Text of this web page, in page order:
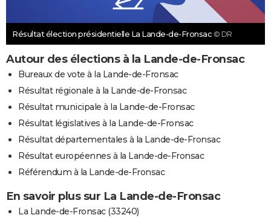
Résultat élection présidentielle La Lande-de-Fronsac © DR
Autour des élections à la Lande-de-Fronsac
Bureaux de vote à la Lande-de-Fronsac
Résultat régionale à la Lande-de-Fronsac
Résultat municipale à la Lande-de-Fronsac
Résultat législatives à la Lande-de-Fronsac
Résultat départementales à la Lande-de-Fronsac
Résultat européennes à la Lande-de-Fronsac
Référendum à la Lande-de-Fronsac
En savoir plus sur La Lande-de-Fronsac
La Lande-de-Fronsac (33240)